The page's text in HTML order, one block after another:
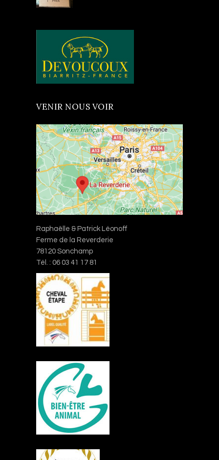
VENIR NOUS VOIR
Raphaëlle & Patrick Léonoff
Ferme de la Reverderie
78120 Sonchamp
Tél. : 06 03 41 17 81